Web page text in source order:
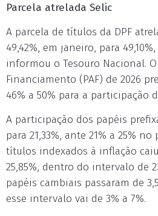
Parcela atrelada Selic
A parcela de títulos da DPF
49,42%, em janeiro, para
informou o Tesouro Nacional.
Financiamento (PAF) de 2026
46% a 50% para a participação
A participação dos papéis
para 21,33%, ante 21% a 25%
títulos indexados à inflação caiu
25,85%, dentro do intervalo de
papéis cambiais passaram de
esse intervalo vai de 3% a 7%.